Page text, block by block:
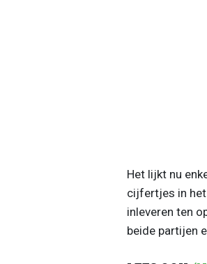
Het lijkt nu
cijfertjes in
inleveren ten
beide partijen